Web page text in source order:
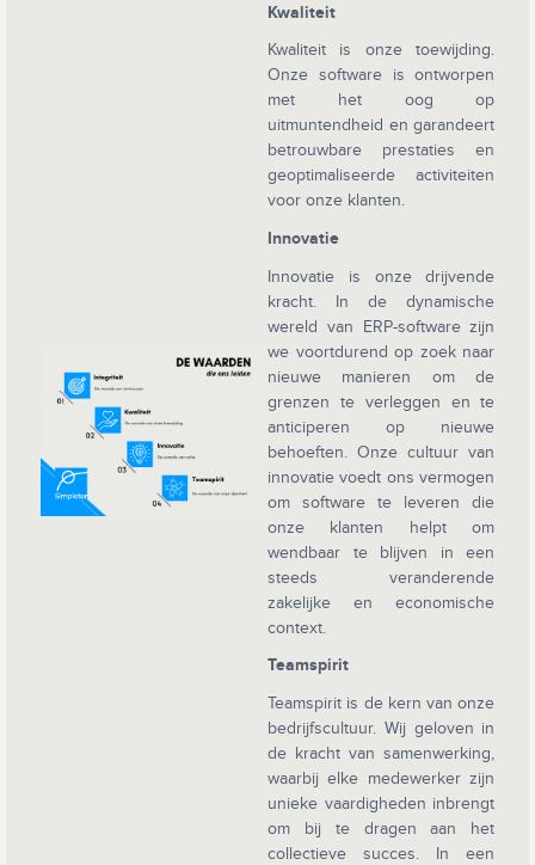
Kwaliteit
Kwaliteit is onze toewijding.
Onze software is ontworpen
met het oog op
uitmuntendheid en garandeert
betrouwbare prestaties en
geoptimaliseerde activiteiten
voor onze klanten.
Innovatie
Innovatie is onze drijvende
kracht. In de dynamische
wereld van ERP-software zijn
we voortdurend op zoek naar
nieuwe manieren om de
grenzen te verleggen en te
anticiperen op nieuwe
behoeften. Onze cultuur van
innovatie voedt ons vermogen
om software te leveren die
onze klanten helpt om
wendbaar te blijven in een
steeds veranderende
zakelijke en economische
context.
Teamspirit
Teamspirit is de kern van onze
bedrijfscultuur. Wij geloven in
de kracht van samenwerking,
waarbij elke medewerker zijn
unieke vaardigheden inbrengt
om bij te dragen aan het
collectieve succes. In een